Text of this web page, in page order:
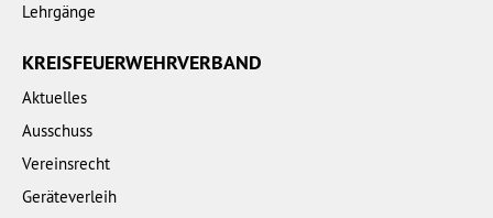
Lehrgänge
KREISFEUERWEHRVERBAND
Aktuelles
Ausschuss
Vereinsrecht
Geräteverleih